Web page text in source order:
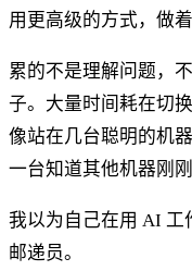
用更高级的方式，做
累的不是理解问题，
子。大量时间耗在切
像站在几台聪明的机
一台知道其他机器刚刚
我以为自己在用 AI 工
邮递员。